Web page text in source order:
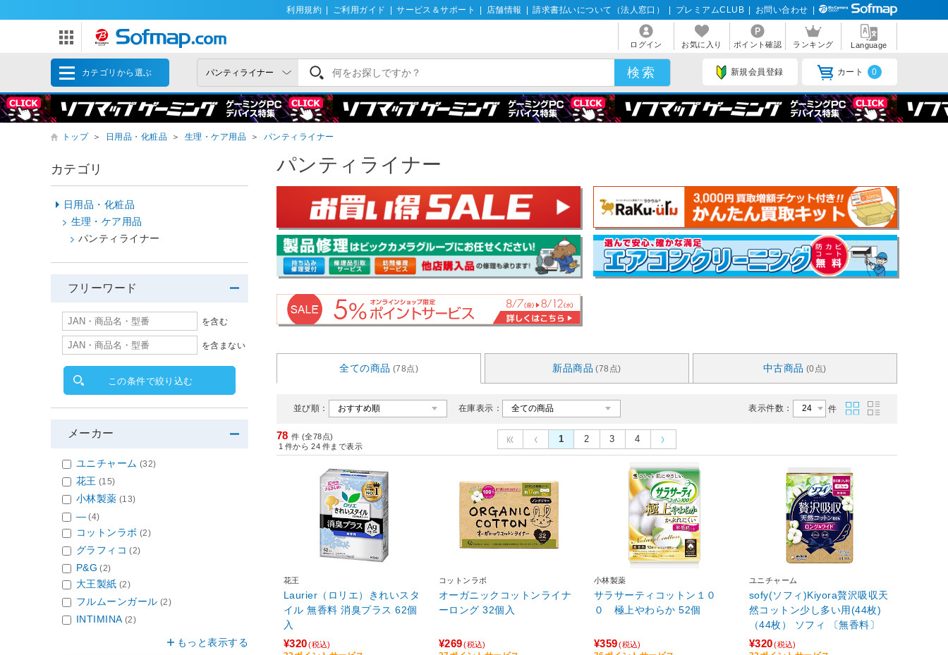
利用規約 ご利用ガイド サービス＆サポート 店舗情報 請求書払いについて（法人窓口） プレミアムCLUB お問い合わせ
ログイン お気に入り ポイント確認 ランキング Language
カテゴリから選ぶ 新規会員登録 カート 0
トップ ＞ 日用品・化粧品 ＞ 生理・ケア用品 ＞ パンティライナー
パンティライナー
全ての商品 (78点) 新品商品 (78点) 中古商品 (0点)
並び順： 在庫表示： 表示件数： 件
78 件 (全78点)
1 件から 24 件まで表示
1 2 3 4
花王
Laurier（ロリエ）きれいスタ
イル 無香料 消臭プラス 62個
入
¥320 (税込)
コットンラボ
オーガニックコットンライナ
ーロング 32個入
¥269 (税込)
小林製薬
サラサーティコットン１０
０ 極上やわらか 52個
¥359 (税込)
ユニチャーム
sofy(ソフィ)Kiyora贅沢吸収天
然コットン少し多い用(44枚)
（44枚） ソフィ 〔無香料〕
¥320 (税込)
カテゴリ
日用品・化粧品
生理・ケア用品
パンティライナー
フリーワード
を含む
を含まない
この条件で絞り込む
メーカー
ユニチャーム (32)
花王 (15)
小林製薬 (13)
― (4)
コットンラボ (2)
グラフィコ (2)
P&G (2)
大王製紙 (2)
フルムーンガール (2)
INTIMINA (2)
もっと表示する